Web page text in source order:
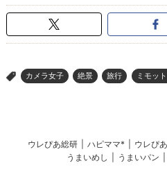
> カメラ女子 絶景 旅行 ミモッ
ウレぴあ総研 ハピママ* ウレぴ
うまいめし
うまいパン